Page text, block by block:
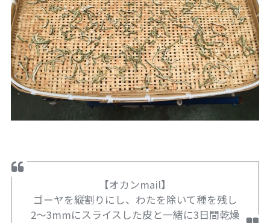
【オカンmail】
ゴーヤを縦割りにし、わたを除いて種を残し
2～3mmにスライスした皮と一緒に3日間乾燥